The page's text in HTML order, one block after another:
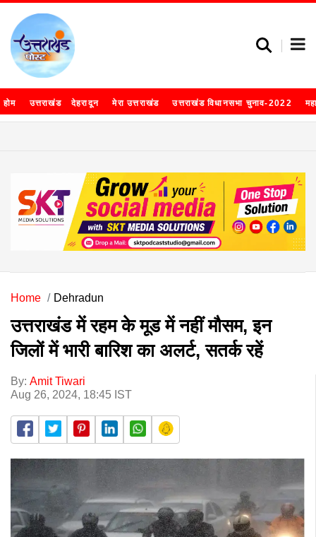
होम उत्तराखंड देहरादून मेरा उत्तराखंड उत्तराखंड विधानसभा चुनाव-2022
Home Dehradun
उत्तराखंड में रहम के मूड में नहीं मौसम, इन
जिलों में भारी बारिश का अलर्ट, सतर्क रहें
By: Amit Tiwari
Aug 26, 2024, 18:45 IST